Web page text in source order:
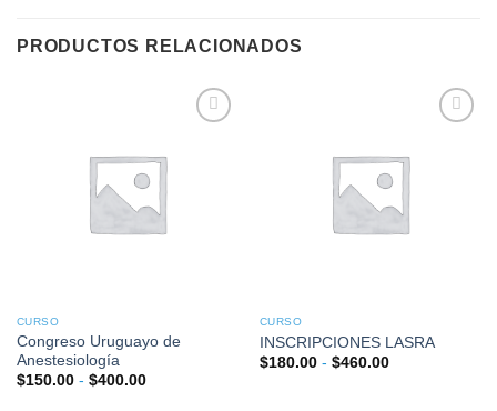
PRODUCTOS RELACIONADOS
CURSO
Congreso Uruguayo de
Anestesiología
$150.00 - $400.00Rango
CURSO
INSCRIPCIONES LASRA
$180.00 - $460.00Rango